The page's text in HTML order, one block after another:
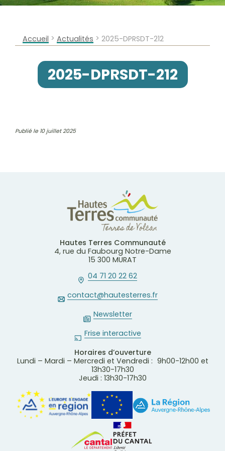
Accueil > Actualités > 2025-DPRSDT-212
2025-DPRSDT-212
Publié le 10 juillet 2025
Hautes Terres Communauté
4, rue du Faubourg Notre-Dame
15 300 MURAT
04 71 20 22 62
contact@hautesterres.fr
Newsletter
Frise interactive
Horaires d’ouverture
Lundi – Mardi – Mercredi et Vendredi : 9h00-12h00 et
13h30-17h30
Jeudi : 13h30-17h30